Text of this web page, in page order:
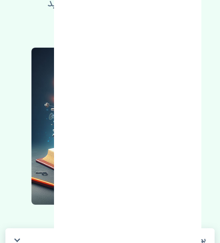
اطلاعات فنی خود را بالا ببرید
بوستر ترمز نیسان تیانا اصلی